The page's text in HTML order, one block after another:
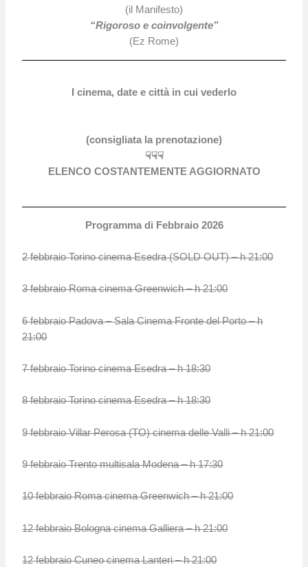
(il Manifesto)
“Rigoroso e coinvolgente”
(Ez Rome)
I cinema, date e città in cui vederlo
(consigliata la prenotazione)
☟☟☟
ELENCO COSTANTEMENTE AGGIORNATO
Programma di Febbraio 2026
2 febbraio Torino cinema Esedra (SOLD OUT) – h 21:00
3 febbraio Roma cinema Greenwich – h 21:00
6 febbraio Padova – Sala Cinema Fronte del Porto – h
21:00
7 febbraio Torino cinema Esedra – h 18:30
8 febbraio Torino cinema Esedra – h 18:30
9 febbraio Villar Perosa (TO) cinema delle Valli – h 21:00
9 febbraio Trento multisala Modena – h 17:30
10 febbraio Roma cinema Greenwich – h 21:00
12 febbraio Bologna cinema Galliera – h 21:00
12 febbraio Cuneo cinema Lanteri – h 21:00